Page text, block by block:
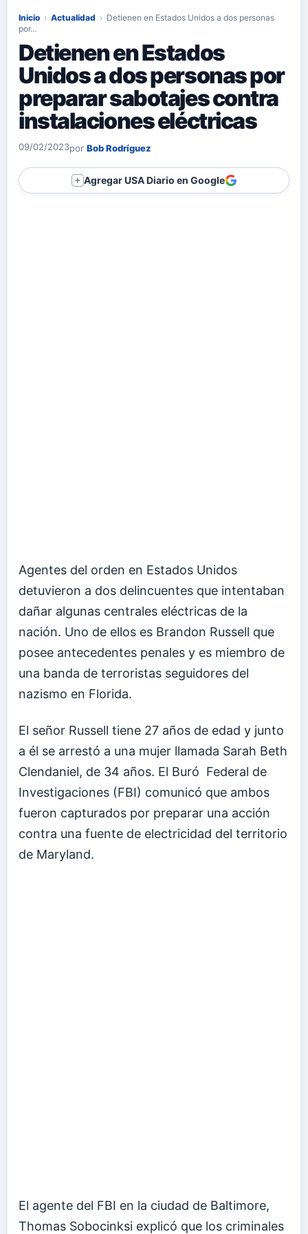
Inicio › Actualidad › Detienen en Estados Unidos a dos personas
por…
Detienen en Estados
Unidos a dos personas por
preparar sabotajes contra
instalaciones eléctricas
09/02/2023por Bob Rodríguez
＋ Agregar USA Diario en Google
Agentes del orden en Estados Unidos
detuvieron a dos delincuentes que intentaban
dañar algunas centrales eléctricas de la
nación. Uno de ellos es Brandon Russell que
posee antecedentes penales y es miembro de
una banda de terroristas seguidores del
nazismo en Florida.
El señor Russell tiene 27 años de edad y junto
a él se arrestó a una mujer llamada Sarah Beth
Clendaniel, de 34 años. El Buró Federal de
Investigaciones (FBI) comunicó que ambos
fueron capturados por preparar una acción
contra una fuente de electricidad del territorio
de Maryland.
El agente del FBI en la ciudad de Baltimore,
Thomas Sobocinksi explicó que los criminales